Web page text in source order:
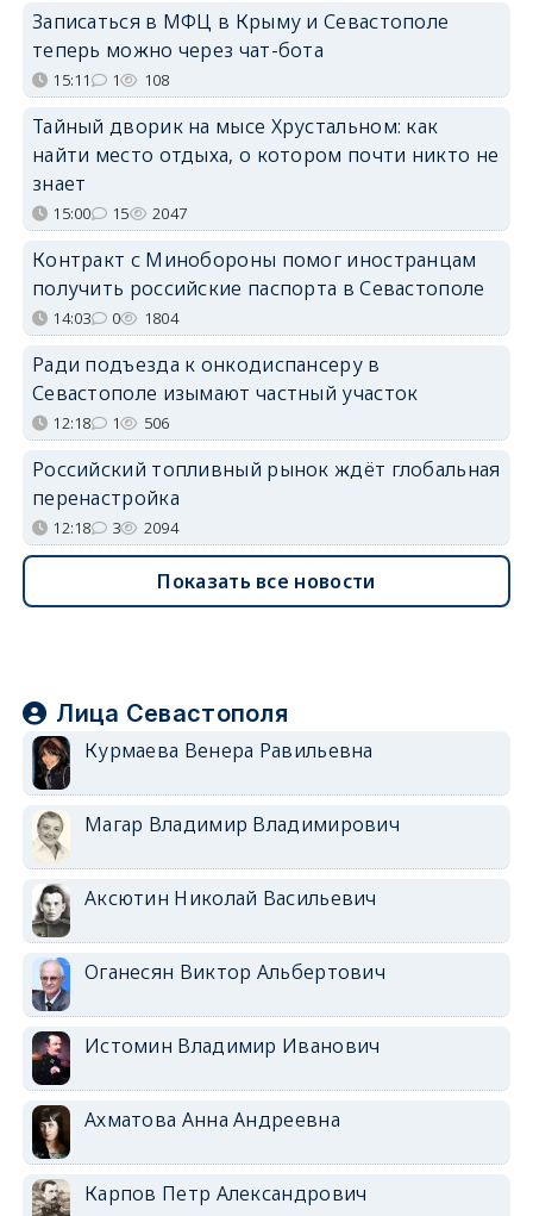
Записаться в МФЦ в Крыму и Севастополе
теперь можно через чат-бота
15:11 1 108
Тайный дворик на мысе Хрустальном: как
найти место отдыха, о котором почти никто не
знает
15:00 15 2047
Контракт с Минобороны помог иностранцам
получить российские паспорта в Севастополе
14:03 0 1804
Ради подъезда к онкодиспансеру в
Севастополе изымают частный участок
12:18 1 506
Российский топливный рынок ждёт глобальная
перенастройка
12:18 3 2094
Показать все новости
Лица Севастополя
Курмаева Венера Равильевна
Магар Владимир Владимирович
Аксютин Николай Васильевич
Оганесян Виктор Альбертович
Истомин Владимир Иванович
Ахматова Анна Андреевна
Карпов Петр Александрович